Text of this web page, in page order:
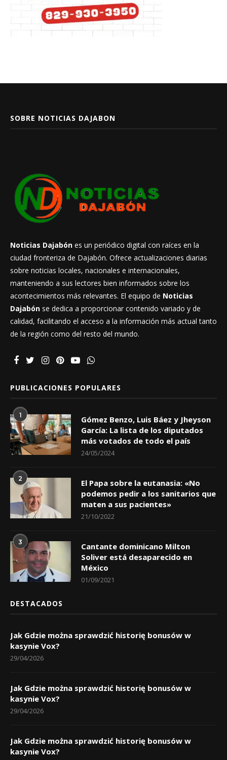
SOBRE NOTICIAS DAJABON
Noticias Dajabón es un periódico digital con raíces en la
ciudad fronteriza de Dajabón. Ofrece actualizaciones diarias
sobre noticias locales, nacionales e internacionales,
manteniendo a sus lectores bien informados sobre los
acontecimientos más relevantes. El equipo de Noticias
Dajabón se dedica a proporcionar contenido variado y de
calidad, facilitando el acceso a la información más actual tanto
de la región como del resto del mundo.
PUBLICACIONES POPULARES
1
Gómez Benzo, Luis Báez y Jheyson
García: La lista de los diputados
más votados de todo el país
24/05/2024
2
El Papa sobre la eutanasia: «No
podemos pedir a los sanitarios que
maten a sus pacientes»
21/10/2022
3
Cantante dominicano Milton
Soliver está desaparecido en
México
01/09/2021
DESTACADOS
Jak Gdzie można sprawdzić historię bonusów w
kasynie Vox?
29/04/2026
Jak Gdzie można sprawdzić historię bonusów w
kasynie Vox?
29/04/2026
Jak Gdzie można sprawdzić historię bonusów w
kasynie Vox?